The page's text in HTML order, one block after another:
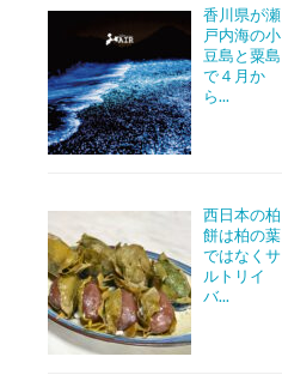
香川県が瀬
戸内海の小
豆島と粟島
で４月か
ら...
西日本の柏
餅は柏の葉
ではなくサ
ルトリイ
バ...